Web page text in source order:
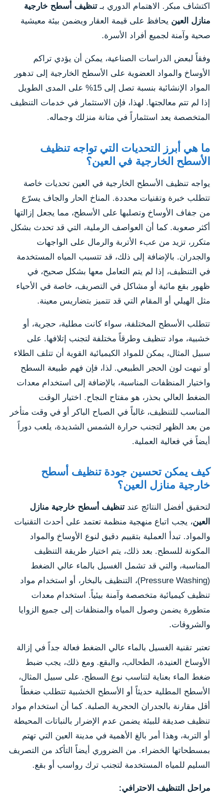
اكتشاف مبكر. الاهتمام الدوري بـ تنظيف أسطح خارجية
منازل العين يحافظ على قيمة العقار ويضمن بيئة معيشية
صحية وآمنة لجميع أفراد الأسرة.
وفقاً لبعض الدراسات الصناعية، يمكن أن يؤدي تراكم
الأوساخ والمواد العضوية على الأسطح الخارجية إلى تدهور
المواد الإنشائية بنسبة تصل إلى 15% على المدى الطويل
إذا لم تتم معالجتها. لهذا، فإن الاستثمار في خدمات التنظيف
المتخصصة يعد استثماراً في متانة منزلك وجماله.
ما هي أبرز التحديات التي تواجه تنظيف
الأسطح الخارجية في العين؟
يواجه تنظيف الأسطح الخارجية في العين تحديات خاصة
تتطلب خبرة وتقنيات محددة. المناخ الحار والجاف يسرّع
من جفاف الأوساخ وتصلبها على الأسطح، مما يجعل إزالتها
أكثر صعوبة. كما أن العواصف الرملية، التي قد تحدث بشكل
متكرر، تزيد من عبء الأتربة والرمال على الواجهات
والجدران. بالإضافة إلى ذلك، قد تتسبب المياه المستخدمة
في التنظيف، إذا لم يتم التعامل معها بشكل صحيح، في
ظهور بقع مائية أو مشاكل في التصريف، خاصة في الأحياء
مثل الهيلي أو المقام التي قد تتميز بتضاريس معينة.
تتطلب الأسطح المختلفة، سواء كانت مطلية، حجرية، أو
خشبية، مواد تنظيف وطرقاً مختلفة لتجنب إتلافها. على
سبيل المثال، يمكن للمواد الكيميائية القوية أن تتلف الطلاء
أو تبهت لون الحجر الطبيعي. لذا، فإن فهم طبيعة السطح
واختيار المنظفات المناسبة، بالإضافة إلى استخدام معدات
الضغط العالي بحذر، هو مفتاح النجاح. اختيار الوقت
المناسب للتنظيف، غالباً في الصباح الباكر أو في وقت متأخر
من بعد الظهر لتجنب حرارة الشمس الشديدة، يلعب دوراً
أيضاً في فعالية العملية.
كيف يمكن تحسين جودة تنظيف أسطح
خارجية منازل العين؟
لتحقيق أفضل النتائج عند تنظيف أسطح خارجية منازل
العين، يجب اتباع منهجية منظمة تعتمد على أحدث التقنيات
والمواد. تبدأ العملية بتقييم دقيق لنوع الأوساخ والمواد
المكونة للسطح. بعد ذلك، يتم اختيار طريقة التنظيف
المناسبة، والتي قد تشمل الغسيل بالماء عالي الضغط
(Pressure Washing)، التنظيف بالبخار، أو استخدام مواد
تنظيف كيميائية متخصصة وآمنة بيئياً. استخدام معدات
متطورة يضمن وصول المياه والمنظفات إلى جميع الزوايا
والشروقات.
تعتبر تقنية الغسيل بالماء عالي الضغط فعالة جداً في إزالة
الأوساخ العنيدة، الطحالب، والبقع. ومع ذلك، يجب ضبط
ضغط الماء بعناية لتناسب نوع السطح. على سبيل المثال،
الأسطح المطلية حديثاً أو الأسطح الخشبية تتطلب ضغطاً
أقل مقارنة بالجدران الحجرية الصلبة. كما أن استخدام مواد
تنظيف صديقة للبيئة يضمن عدم الإضرار بالنباتات المحيطة
أو التربة، وهذا أمر بالغ الأهمية في مدينة العين التي تهتم
بمسطحاتها الخضراء. من الضروري أيضاً التأكد من التصريف
السليم للمياه المستخدمة لتجنب ترك رواسب أو بقع.
مراحل التنظيف الاحترافي: